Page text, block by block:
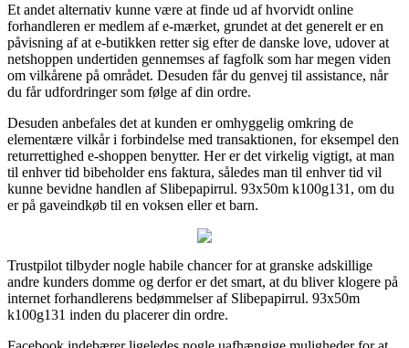
Et andet alternativ kunne være at finde ud af hvorvidt online
forhandleren er medlem af e-mærket, grundet at det generelt er en
påvisning af at e-butikken retter sig efter de danske love, udover at
netshoppen undertiden gennemses af fagfolk som har megen viden
om vilkårene på området. Desuden får du genvej til assistance, når
du får udfordringer som følge af din ordre.
Desuden anbefales det at kunden er omhyggelig omkring de
elementære vilkår i forbindelse med transaktionen, for eksempel den
returrettighed e-shoppen benytter. Her er det virkelig vigtigt, at man
til enhver tid bibeholder ens faktura, således man til enhver tid vil
kunne bevidne handlen af Slibepapirrul. 93x50m k100g131, om du
er på gaveindkøb til en voksen eller et barn.
Trustpilot tilbyder nogle habile chancer for at granske adskillige
andre kunders domme og derfor er det smart, at du bliver klogere på
internet forhandlerens bedømmelser af Slibepapirrul. 93x50m
k100g131 inden du placerer din ordre.